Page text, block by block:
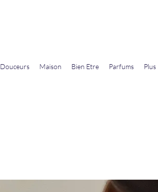
Douceurs Maison Bien Etre Parfums Plus